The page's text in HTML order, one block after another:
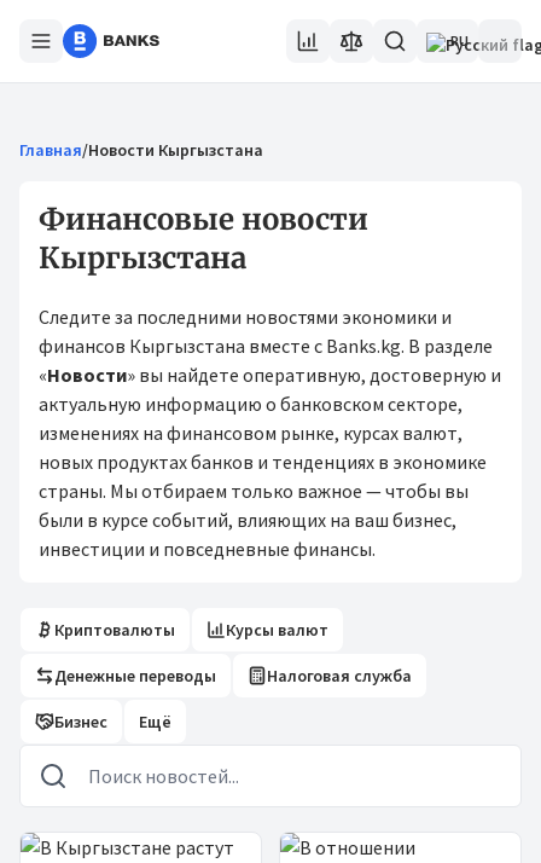
RU
Главная/Новости Кыргызстана
Финансовые новости
Кыргызстана
Следите за последними новостями экономики и
финансов Кыргызстана вместе с Banks.kg. В разделе
«Новости» вы найдете оперативную, достоверную и
актуальную информацию о банковском секторе,
изменениях на финансовом рынке, курсах валют,
новых продуктах банков и тенденциях в экономике
страны. Мы отбираем только важное — чтобы вы
были в курсе событий, влияющих на ваш бизнес,
инвестиции и повседневные финансы.
Криптовалюты Курсы валют
Денежные переводы Налоговая служба
Бизнес Ещё
Новости